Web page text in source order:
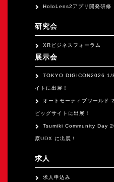
HoloLens2アプリ開発研修
研究会
XRビジネスフォーラム
展示会
TOKYO DIGICON2026 1/
イトに出展！
オートモーティブワール
ビッグサイトに出展！
Tsumiki Community Day
原UDX に出展！
求人
求人申込み